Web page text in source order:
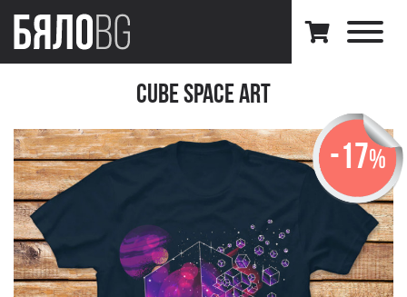
Cube Space Art
-17%